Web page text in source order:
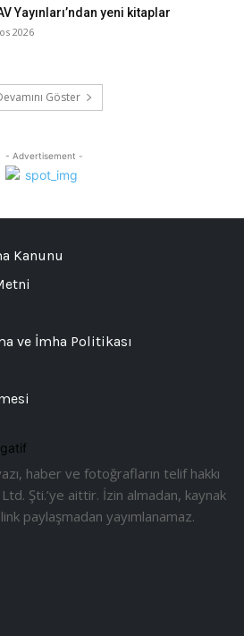
Yayınları’ndan yeni kitaplar
2026
Göster
- Advertisement -
haber ve fotoğrafların telif hakkı
Ltd. Şti.’ye aittir. İzin almadan, kaynak
paylaşmadan yayımlanamaz.
Kanunu
ve İmha Politikası